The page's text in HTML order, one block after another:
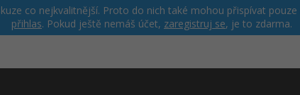
co nejkvalitnější. Proto do nich také mohou přispívat
přihlas. Pokud ještě nemáš účet, zaregistruj se, je to zdarma.